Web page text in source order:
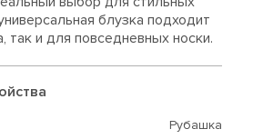
блузка подходит
так и для повседневных носки.
Рубашка